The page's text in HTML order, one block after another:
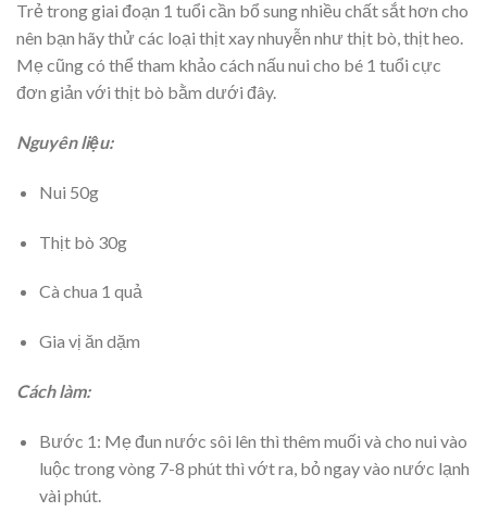
Trẻ trong giai đoạn 1 tuổi cần bổ sung nhiều chất sắt hơn cho
nên bạn hãy thử các loại thịt xay nhuyễn như thịt bò, thịt heo.
Mẹ cũng có thể tham khảo cách nấu nui cho bé 1 tuổi cực
đơn giản với thịt bò bằm dưới đây.
Nguyên liệu:
Nui 50g
Thịt bò 30g
Cà chua 1 quả
Gia vị ăn dặm
Cách làm:
Bước 1: Mẹ đun nước sôi lên thì thêm muối và cho nui vào
luộc trong vòng 7-8 phút thì vớt ra, bỏ ngay vào nước lạnh
vài phút.